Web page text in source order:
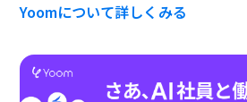
Yoomについて詳しくみる